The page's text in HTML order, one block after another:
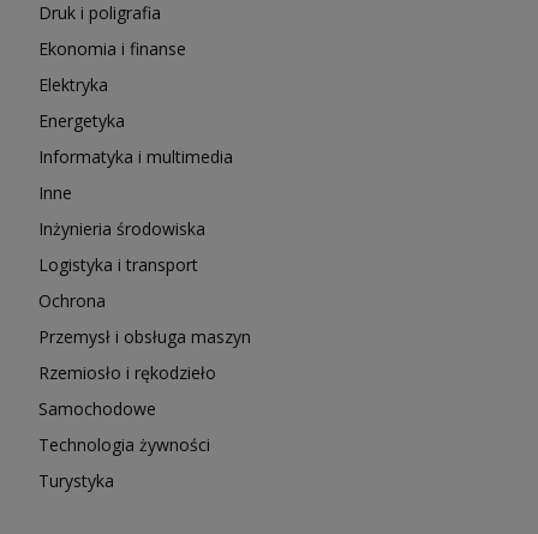
Druk i poligrafia
Ekonomia i finanse
Elektryka
Energetyka
Informatyka i multimedia
Inne
Inżynieria środowiska
Logistyka i transport
Ochrona
Przemysł i obsługa maszyn
Rzemiosło i rękodzieło
Samochodowe
Technologia żywności
Turystyka